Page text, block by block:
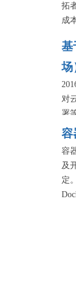
拓
成
在
资
在
术
大
域
基
场
对
署
些
及
问
容
容
及
定